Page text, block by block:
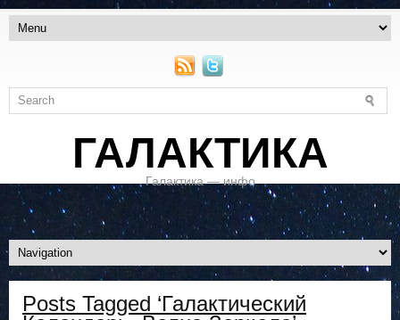
ГАЛАКТИКА
Галактика — инфо
Posts Tagged ‘Галактический